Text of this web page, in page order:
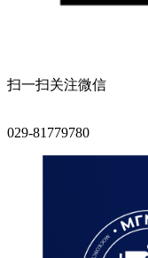
扫一扫关注微信
029-81779780